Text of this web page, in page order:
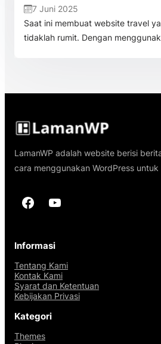
7 Juni 2025
Saat ini membuat website travel
tidaklah rumit. Dengan
LamanWP adalah website berisi
cara menggunakan WordPress untuk
Facebook YouTube
Informasi
Tentang Kami
Kontak Kami
Syarat dan Ketentuan
Kebijakan Privasi
Kategori
Themes